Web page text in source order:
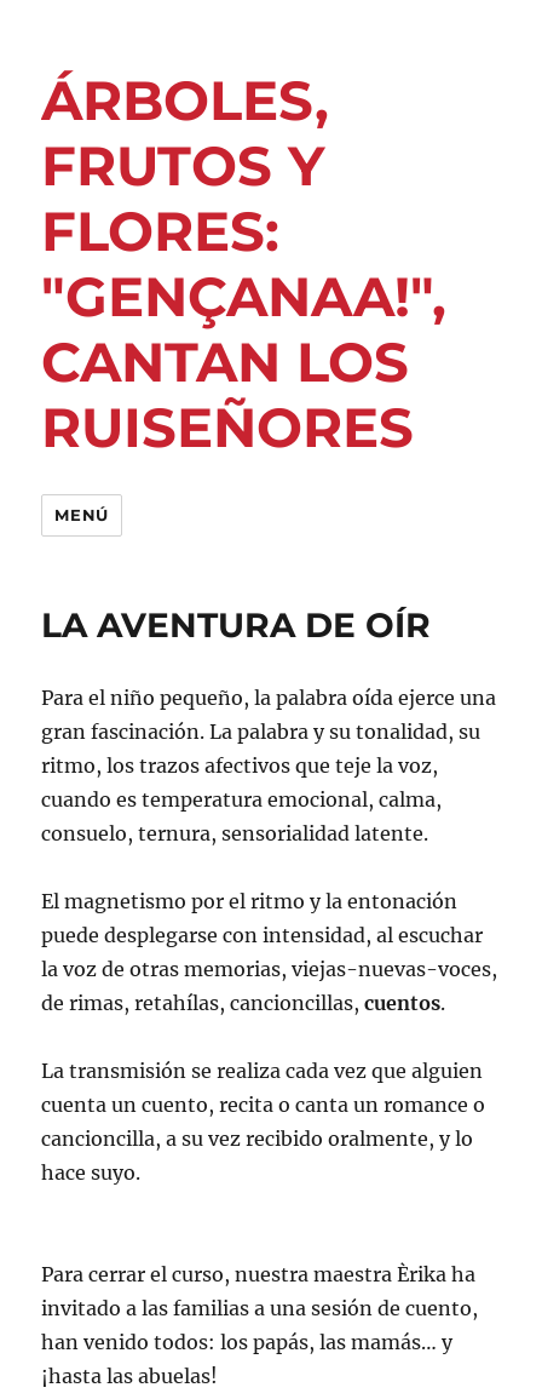
ÁRBOLES,
FRUTOS Y
FLORES:
"GENÇANAA!",
CANTAN LOS
RUISEÑORES
MENÚ
LA AVENTURA DE OÍR
Para el niño pequeño, la palabra oída ejerce una
gran fascinación. La palabra y su tonalidad, su
ritmo, los trazos afectivos que teje la voz,
cuando es temperatura emocional, calma,
consuelo, ternura, sensorialidad latente.
El magnetismo por el ritmo y la entonación
puede desplegarse con intensidad, al escuchar
la voz de otras memorias, viejas-nuevas-voces,
de rimas, retahílas, cancioncillas,cuentos.
La transmisión se realiza cada vez que alguien
cuenta un cuento, recita o canta un romance o
cancioncilla, a su vez recibido oralmente, y lo
hace suyo.
Para cerrar el curso, nuestra maestra Èrika ha
invitado a las familias a una sesión de cuento,
han venido todos: los papás, las mamás… y
¡hasta las abuelas!